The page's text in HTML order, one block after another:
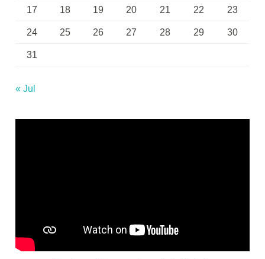
17 18 19 20 21 22 23
24 25 26 27 28 29 30
31
« Jul